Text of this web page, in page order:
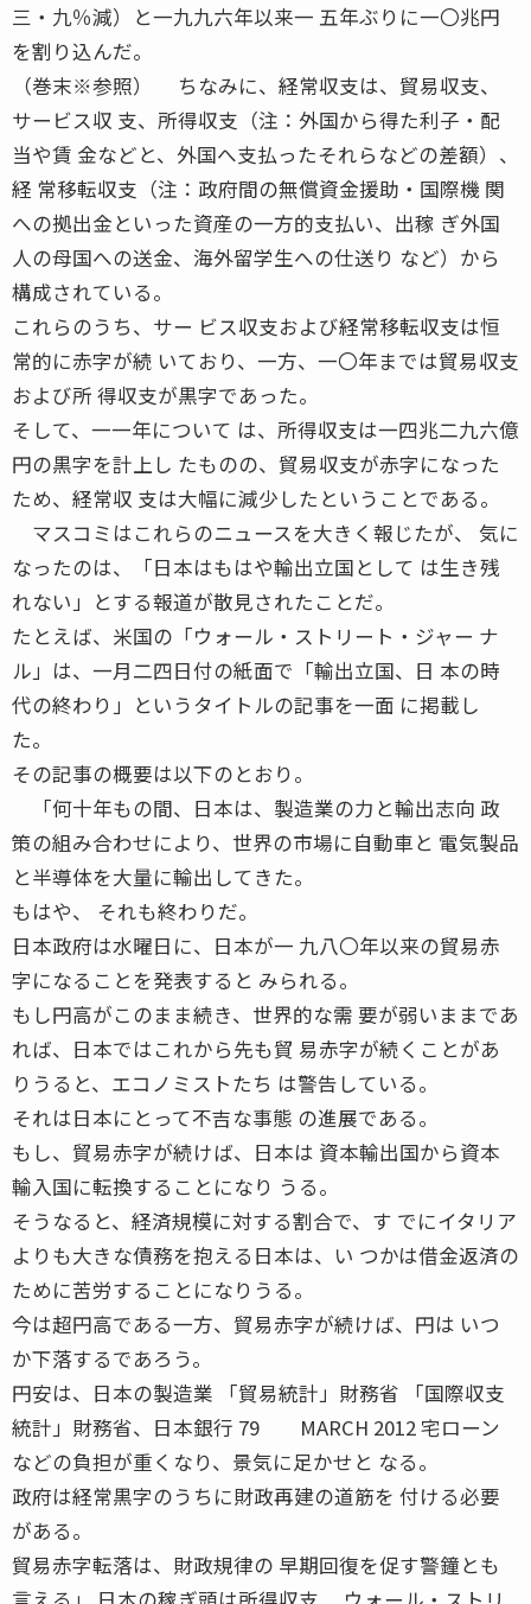
三・九％減）と一九九六年以来一 五年ぶりに一〇兆円
を割り込んだ。
（巻末※参照） ちなみに、経常収支は、貿易収支、
サービス収 支、所得収支（注：外国から得た利子・配
当や賃 金などと、外国へ支払ったそれらなどの差額）、
経 常移転収支（注：政府間の無償資金援助・国際機 関
への拠出金といった資産の一方的支払い、出稼 ぎ外国
人の母国への送金、海外留学生への仕送り など）から
構成されている。
これらのうち、サー ビス収支および経常移転収支は恒
常的に赤字が続 いており、一方、一〇年までは貿易収支
および所 得収支が黒字であった。
そして、一一年について は、所得収支は一四兆二九六億
円の黒字を計上し たものの、貿易収支が赤字になった
ため、経常収 支は大幅に減少したということである。
マスコミはこれらのニュースを大きく報じたが、 気に
なったのは、「日本はもはや輸出立国として は生き残
れない」とする報道が散見されたことだ。
たとえば、米国の「ウォール・ストリート・ジャー ナ
ル」は、一月二四日付の紙面で「輸出立国、日 本の時
代の終わり」というタイトルの記事を一面 に掲載し
た。
その記事の概要は以下のとおり。
「何十年もの間、日本は、製造業の力と輸出志向 政
策の組み合わせにより、世界の市場に自動車と 電気製品
と半導体を大量に輸出してきた。
もはや、 それも終わりだ。
日本政府は水曜日に、日本が一 九八〇年以来の貿易赤
字になることを発表すると みられる。
もし円高がこのまま続き、世界的な需 要が弱いままであ
れば、日本ではこれから先も貿 易赤字が続くことがあ
りうると、エコノミストたち は警告している。
それは日本にとって不吉な事態 の進展である。
もし、貿易赤字が続けば、日本は 資本輸出国から資本
輸入国に転換することになり うる。
そうなると、経済規模に対する割合で、す でにイタリア
よりも大きな債務を抱える日本は、い つかは借金返済の
ために苦労することになりうる。
今は超円高である一方、貿易赤字が続けば、円は いつ
か下落するであろう。
円安は、日本の製造業 「貿易統計」財務省 「国際収支
統計」財務省、日本銀行 79 MARCH 2012 宅ローン
などの負担が重くなり、景気に足かせと なる。
政府は経常黒字のうちに財政再建の道筋を 付ける必要
がある。
貿易赤字転落は、財政規律の 早期回復を促す警鐘とも